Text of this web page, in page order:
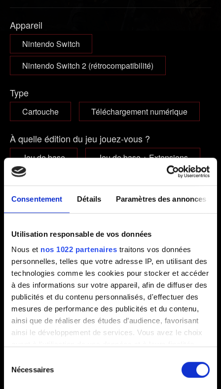
Consentement Détails Paramètres des annonces
Utilisation responsable de vos données
Nous et nos 1022 partenaires traitons vos données
personnelles, telles que votre adresse IP, en utilisant des
technologies comme les cookies pour stocker et accéder
à des informations sur votre appareil, afin de diffuser des
publicités et du contenu personnalisés, d'effectuer des
mesures de performance des publicités et du contenu,
ainsi que de réaliser des études d’audience, favorisant
ainsi le développement de services. Vous avez le choix
tout moment en consultant la Déclaration relative aux
cookies ou en cliquant sur l'icône de confidentialité.
Nécessaires
Appareil
Nintendo Switch
Nintendo Switch 2 (rétrocompatibilité)
Type
Cartouche Téléchargement numérique
À quelle édition du jeu jouez-vous ?
Jeu de base
Jeu de base + Extensions
Complete Edition
E-mail (attention aux coquilles !)
Courte description du problème
0/20
Ajouter un fichier
capture d'écran dans le cas de problèmes graphiques. Limite :